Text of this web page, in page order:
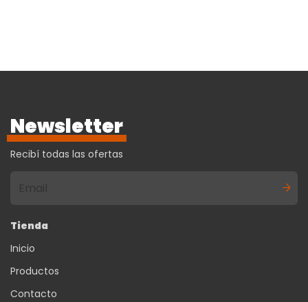
Newsletter
Recibí todas las ofertas
Tienda
Inicio
Productos
Contacto